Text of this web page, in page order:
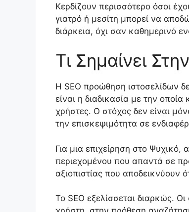
Κερδίζουν περισσότερο όσοι
γιατρό ή μεσίτη μπορεί να
διάρκεια, όχι σαν καθημερινό
Τι Σημαίνει
Η SEO προώθηση ιστοσελίδων
είναι η διαδικασία με την
χρήστες. Ο στόχος δεν είναι
την επισκεψιμότητα σε
Για μια επιχείρηση στο Ψυχικό,
περιεχομένου που απαντά σε
αξιοπιστίας που αποδεικνύουν
Το SEO εξελίσσεται διαρκώς.